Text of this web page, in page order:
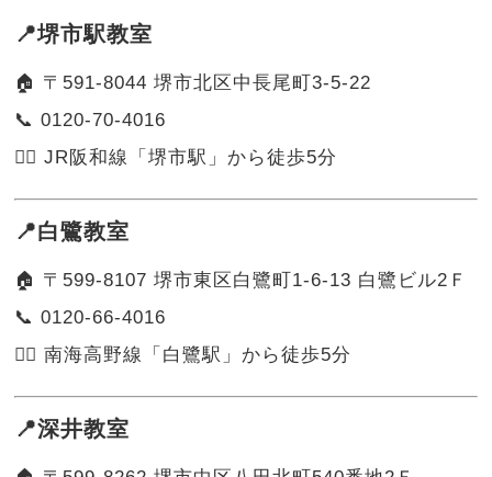
📍堺市駅教室
🏠 〒591-8044 堺市北区中長尾町3-5-22
📞 0120-70-4016
🚶‍♂️ JR阪和線「堺市駅」から徒歩5分
📍白鷺教室
🏠 〒599-8107 堺市東区白鷺町1-6-13 白鷺ビル2Ｆ
📞 0120-66-4016
🚶‍♀️ 南海高野線「白鷺駅」から徒歩5分
📍深井教室